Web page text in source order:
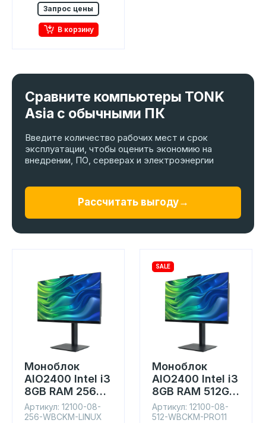
Запрос цены
В корзину
Сравните компьютеры TONK
Asia с обычными ПК
Введите количество рабочих мест и срок
эксплуатации, чтобы оценить экономию на
внедрении, ПО, серверах и электроэнергии
Рассчитать выгоду→
Моноблок
AIO2400 Intel i3
8GB RAM 256GB
SSD IPS 23.8"
Win11
Артикул: 12100-08-
256-WBCKM-LINUX
SALE
Моноблок
AIO2400 Intel i3
8GB RAM 512GB
SSD IPS 23.8"
Win11
Артикул: 12100-08-
512-WBCKM-PRO11